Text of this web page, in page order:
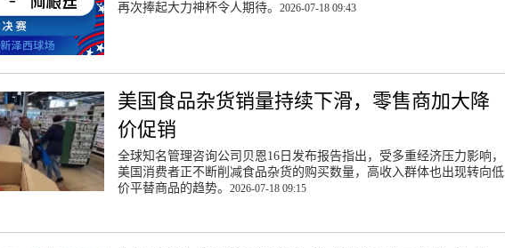
再次捧起大力神杯令人期待。2026-07-18 09:43
美国食品杂货销量持续下滑，零售商加大降
价促销
全球知名管理咨询公司贝恩16日发布报告指出，受多重经济压力影响，
美国消费者正不断削减食品杂货的购买数量，高收入群体也出现转向低
价平替商品的趋势。2026-07-18 09:15